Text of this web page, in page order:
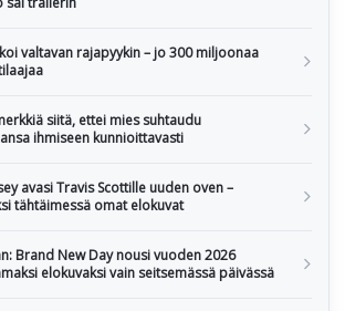
valtavan rajapyykin – jo 300 miljoonaa
siitä, ettei mies suhtaudu
ihmiseen kunnioittavasti
avasi Travis Scottille uuden oven –
tähtäimessä omat elokuvat
Brand New Day nousi vuoden 2026
elokuvaksi vain seitsemässä päivässä